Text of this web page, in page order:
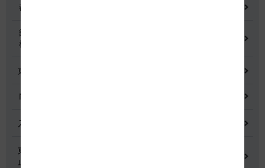
都市間高速道路料金割引検討会
鋼少数主桁橋の床版下面吹付コンクリートはく離・落下事象調査
検討委員会
東名高速道路宇利トンネル照明灯具落下事象調査検討会
NEXCO中日本グループの経営上の課題と取組み
入札に係る不正行為に関する調査及び再発防止のための委員会
東名高速道路 中吉田高架橋 塗装塗替え工事による火災事故再発防
止委員会